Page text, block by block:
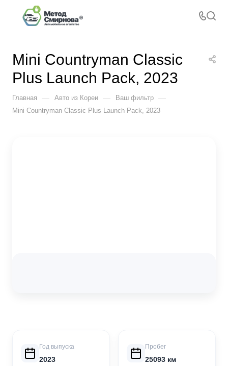
Mini Countryman Classic
Plus Launch Pack, 2023
Главная — Авто из Кореи — Ваш фильтр —
Mini Countryman Classic Plus Launch Pack, 2023
Год выпуска
2023
Пробег
25093 км